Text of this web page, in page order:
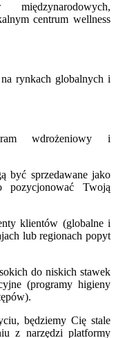
centrum wellness
rynkach globalnych i
wdrożeniowy i
być sprzedawane jako
pozycjonować Twoją
klientów (globalne i
lub regionach popyt
do niskich stawek
(programy higieny
będziemy Cię stale
z narzędzi platformy